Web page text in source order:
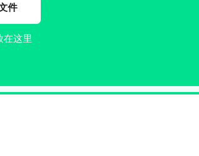
件
在这里